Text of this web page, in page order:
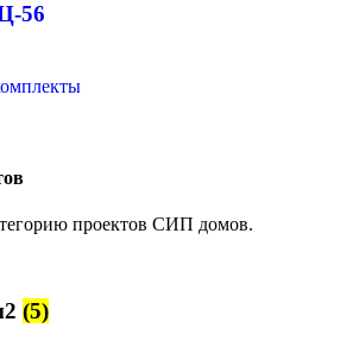
56
проектов СИП домов.
(5)